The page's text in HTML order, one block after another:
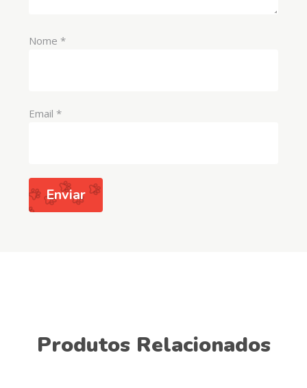
Nome *
Email *
Produtos Relacionados